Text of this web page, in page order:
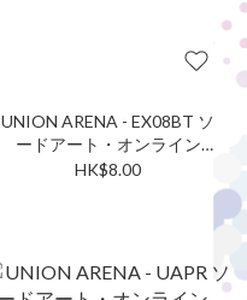
UNION ARENA - EX08BT ソ
ードアート・オンライン
Vol.2 -SAO-2-011 リーファ
HK$8.00